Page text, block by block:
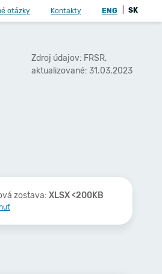
otázky Kontakty ENG SK
Zdroj údajov: FRSR,
aktualizované: 31.03.2023
zostava:XLSX <200KB